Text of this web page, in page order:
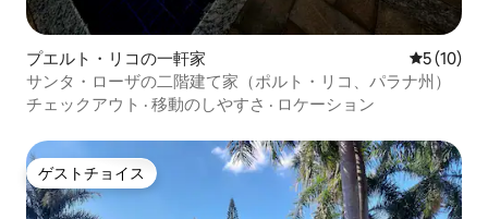
プエルト・リコの一軒家 レビュー
5 (10)
サンタ・ローザの二階建て家（ポルト・リコ、パラナ州）
チェックアウト · 移動のしやすさ · ロケーション
ゲストチョイス
ゲストチョイス